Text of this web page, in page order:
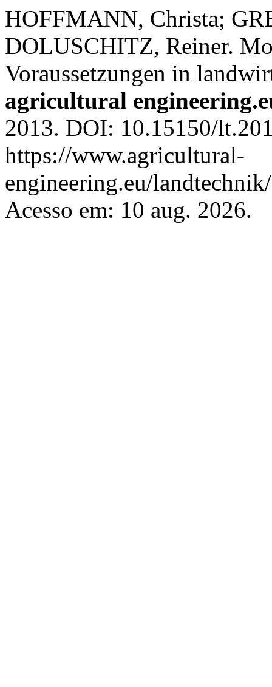
HOFFMANN, Christa;
DOLUSCHITZ, Reiner.
Voraussetzungen in
agricultural
2013. DOI: 10.15150/
https://www.agricultural-
engineering.eu/
Acesso em: 10 aug. 2026.